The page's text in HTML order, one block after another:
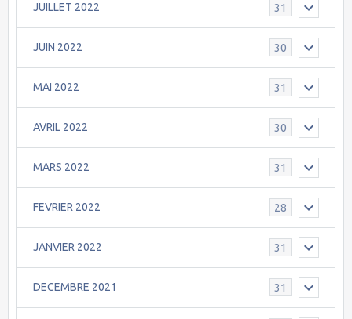
JUILLET 2022 31
JUIN 2022 30
MAI 2022 31
AVRIL 2022 30
MARS 2022 31
FEVRIER 2022 28
JANVIER 2022 31
DECEMBRE 2021 31